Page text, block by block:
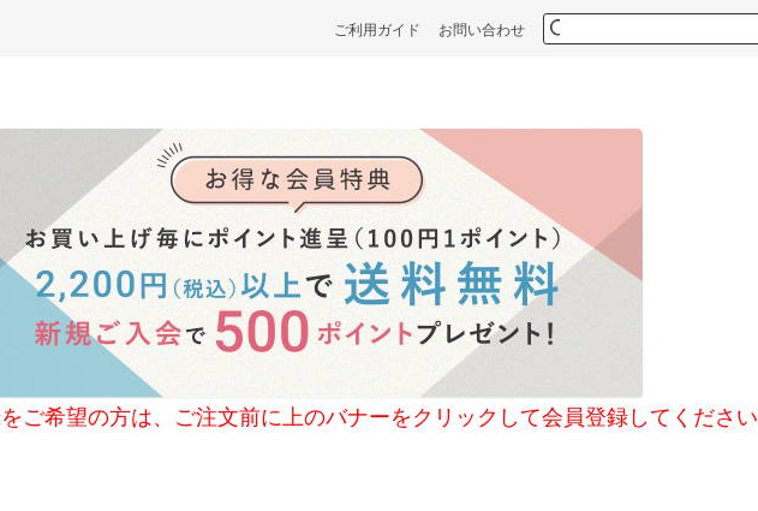
ご利用ガイド お問い合わせ
の方は、ご注文前に上のバナーをクリックして会員登録してください